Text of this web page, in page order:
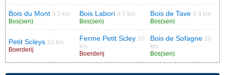
Bois du Mont 9.5 km
Bos(sen)
Bois Labori 9.5 km
Bos(sen)
Bois de Tave 9.9 km
Bos(sen)
Petit Scleys 10 km
Boerderij
Ferme Petit Scley 10
km
Boerderij
Bois de Sofagne 10
km
Bos(sen)